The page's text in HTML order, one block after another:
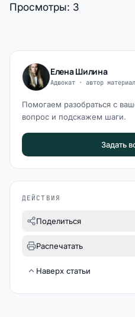
Просмотры: 3
Елена Шилина
Адвокат · автор
Помогаем разобраться с
вопрос и подскажем шаги.
Задать
ДЕЙСТВИЯ
Поделиться
Распечатать
Наверх статьи